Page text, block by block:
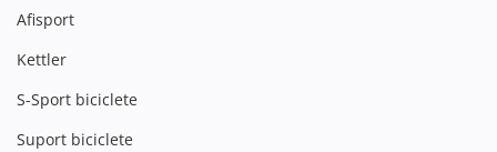
Afisport
Kettler
S-Sport biciclete
Suport biciclete